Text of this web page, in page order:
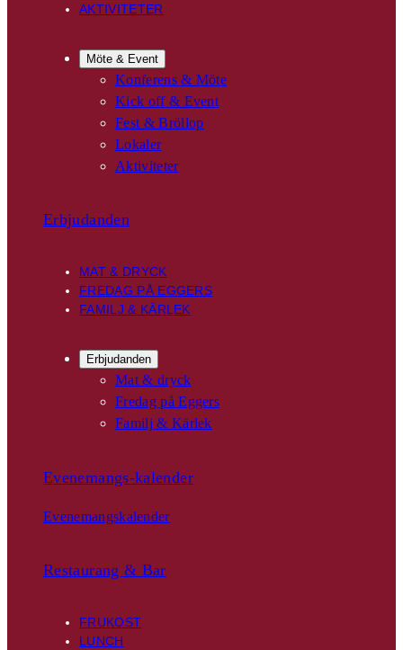
AKTIVITETER
Möte & Event
Konferens & Möte
Kick off & Event
Fest & Bröllop
Lokaler
Aktiviteter
Erbjudanden
MAT & DRYCK
FREDAG PÅ EGGERS
FAMILJ & KÄRLEK
Erbjudanden
Mat & dryck
Fredag på Eggers
Familj & Kärlek
Evenemangs-kalender
Evenemangskalender
Restaurang & Bar
FRUKOST
LUNCH